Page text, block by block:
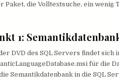
Paket, die Volltextsuche, ein wenig
1:
DVD des SQL Servers findet sich
für die
Semantikdatenbank in die SQL